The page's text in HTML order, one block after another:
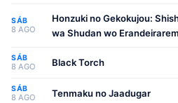
SÁB
8 AGO
Honzuki no Gekokujou:
wa Shudan wo
SÁB
8 AGO Black Torch
SÁB
8 AGO Tenmaku no Jaadugar